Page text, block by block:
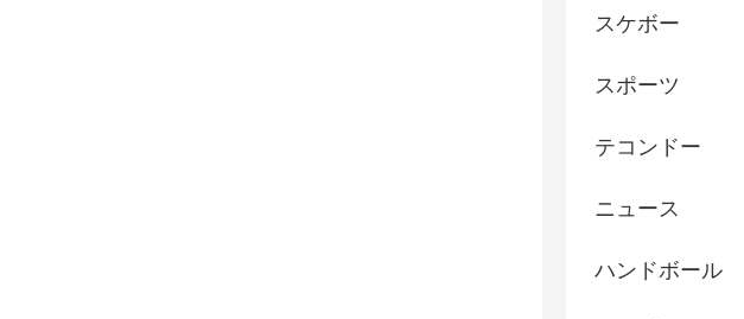
スケボー
スポーツ
テコンドー
ニュース
ハンドボール